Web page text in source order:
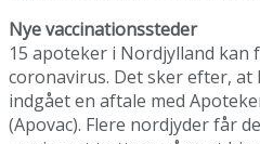
Nye vaccinationssteder
15 apoteker i Nordjylland kan
coronavirus. Det sker efter,
indgået en aftale med
(Apovac). Flere nordjyder får